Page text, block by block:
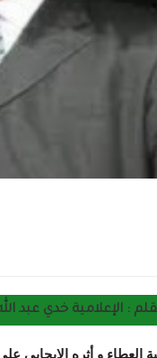
: الإعلامية خدي عبد
العطاء و أثره الإيجابي